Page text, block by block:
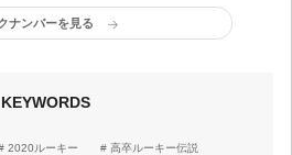
ナンバーを見る
KEYWORDS
2020ルーキー 高卒ルーキー伝説